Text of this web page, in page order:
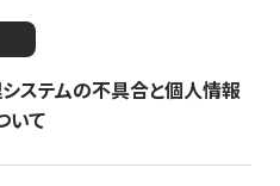
ステムの不具合と個人情報
いて